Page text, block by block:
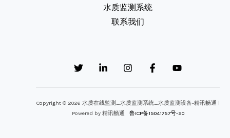
水质监测系统
联系我们
Copyright © 2026 水质在线监测_水质监测系统_水质监测设备-精讯畅通 |
Powered by 精讯畅通 鲁ICP备15041757号-20